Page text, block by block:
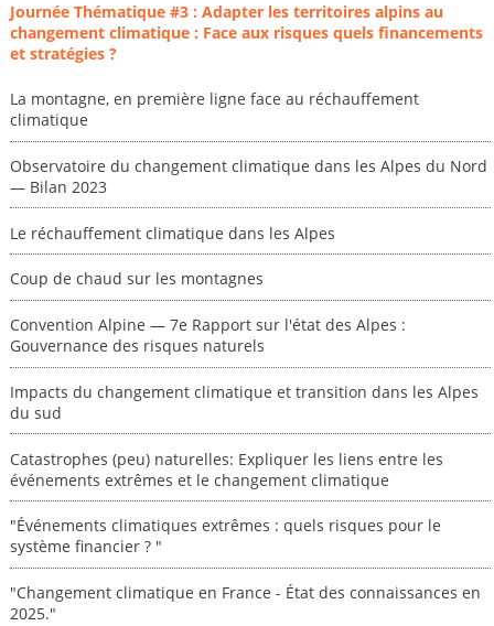
Journée Thématique #3 : Adapter les territoires alpins au
changement climatique : Face aux risques quels financements
et stratégies ?
La montagne, en première ligne face au réchauffement
climatique
Observatoire du changement climatique dans les Alpes du Nord
— Bilan 2023
Le réchauffement climatique dans les Alpes
Coup de chaud sur les montagnes
Convention Alpine — 7e Rapport sur l'état des Alpes :
Gouvernance des risques naturels
Impacts du changement climatique et transition dans les Alpes
du sud
Catastrophes (peu) naturelles: Expliquer les liens entre les
événements extrêmes et le changement climatique
"Événements climatiques extrêmes : quels risques pour le
système financier ? "
"Changement climatique en France - État des connaissances en
2025."